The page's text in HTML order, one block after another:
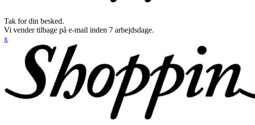
Tak for din besked.
Vi vender tilbage på e-mail inden 7 arbejdsdage.
x